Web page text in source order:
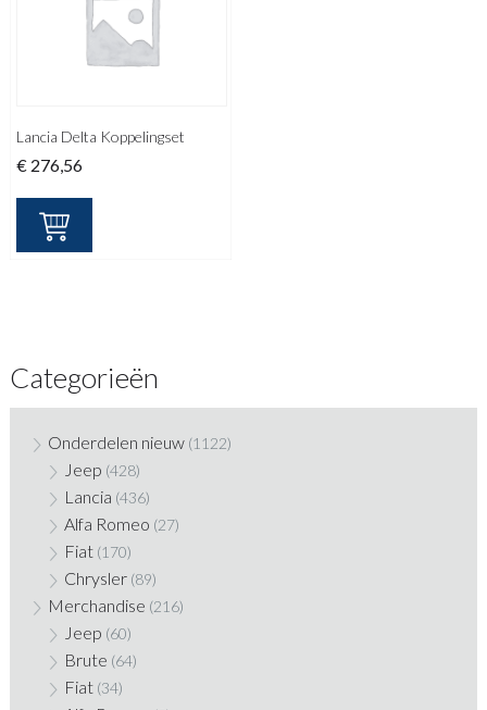
Lancia Delta Koppelingset
€ 276,56
Categorieën
Onderdelen nieuw (1122)
Jeep (428)
Lancia (436)
Alfa Romeo (27)
Fiat (170)
Chrysler (89)
Merchandise (216)
Jeep (60)
Brute (64)
Fiat (34)